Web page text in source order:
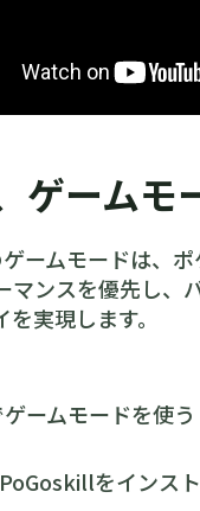
ゲームモ
ームモードは、
マンスを優先し、
実現します。
ームモードを使う
PoGoskillをインス